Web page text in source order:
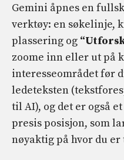
Gemini åpnes en
verktøy: en søkelinje,
plassering og
zoome inn eller ut på
interesseområdet før
ledeteksten
til AI), og det er også
presis posisjon, som
nøyaktig på hvor du